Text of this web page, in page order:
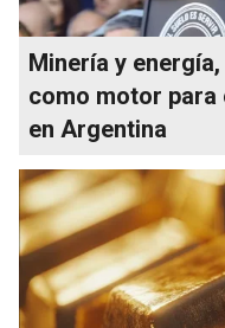
Minería y
como motor para
en Argentina